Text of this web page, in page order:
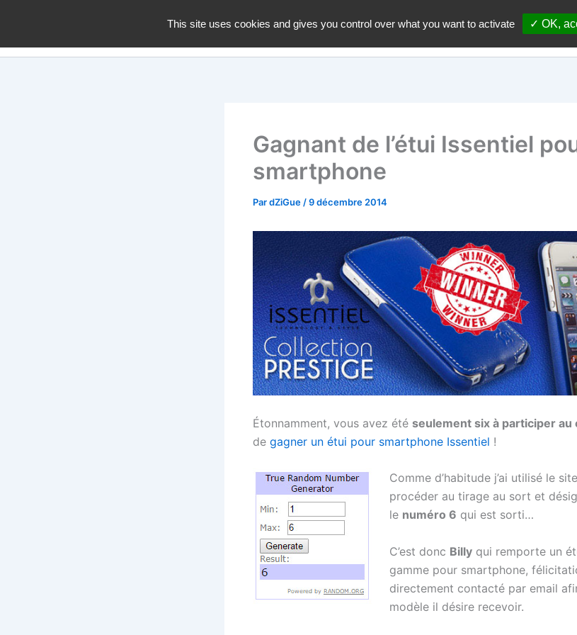
contenu
Accueil A
Gagnant de l’étui Issentiel
smartphone
PardZiGue /9 décembre 2014
Étonnamment, vous avez été seulement six à participer au
de gagner un étui pour smartphone Issentiel !
Comme d’habitude j’ai utilisé le
procéder au tirage au sort et
le numéro 6 qui est sorti…
C’est donc Billy qui remporte un
gamme pour smartphone,
directement contacté par email
modèle il désire recevoir.
This site uses cookies and gives you control over what you want to activate ✓ OK,